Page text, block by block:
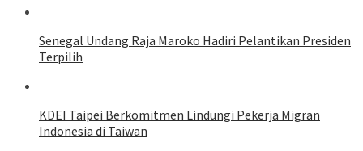
Senegal Undang Raja Maroko Hadiri Pelantikan Presiden
Terpilih
KDEI Taipei Berkomitmen Lindungi Pekerja Migran
Indonesia di Taiwan